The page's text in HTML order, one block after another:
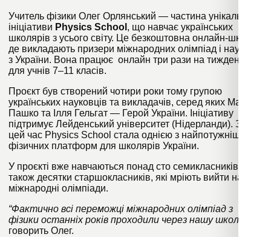
Учитель фізики Олег Орлянський — частина унікальної
ініціативи Physics School , що навчає українських
школярів з усього світу. Це безкоштовна онлайн-школа,
де викладають призери міжнародних олімпіад і науковці
з України. Вона працює онлайн три рази на тиждень
для учнів 7–11 класів.
Проєкт був створений чотири роки тому групою
українських науковців та викладачів, серед яких Максим
Пашко та Ілля Гельгат — Герой України. Ініціативу
підтримує Лейденський університет (Нідерланди). За
цей час Physics School стала однією з найпотужніших
фізичних платформ для школярів України.
У проєкті вже навчаються понад сто семикласників, а
також десятки старшокласників, які мріють вийти на
міжнародні олімпіади.
“Фактично всі переможці міжнародних олімпіад з
фізики останніх років проходили через нашу школу”, —
говорить Олег.